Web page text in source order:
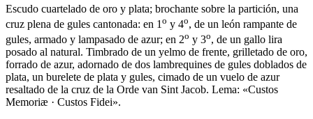
Escudo cuartelado de oro y plata; brochante sobre la partición, una
cruz plena de gules cantonada: en 1 o y 4o, de un león rampante de
gules, armado y lampasado de azur; en 2o y 3o, de un gallo lira
posado al natural. Timbrado de un yelmo de frente, grilletado de oro,
forrado de azur, adornado de dos lambrequines de gules doblados de
plata, un burelete de plata y gules, cimado de un vuelo de azur
resaltado de la cruz de la Orde van Sint Jacob. Lema: «Custos
Memoriæ · Custos Fidei».